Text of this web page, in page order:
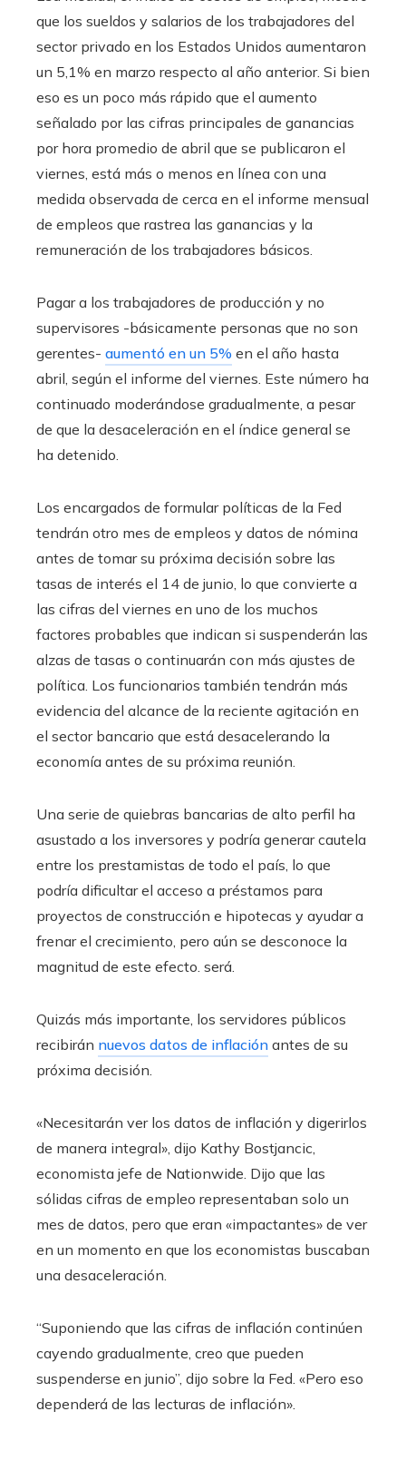
que los sueldos y salarios de los trabajadores del
sector privado en los Estados Unidos aumentaron
un 5,1% en marzo respecto al año anterior. Si bien
eso es un poco más rápido que el aumento
señalado por las cifras principales de ganancias
por hora promedio de abril que se publicaron el
viernes, está más o menos en línea con una
medida observada de cerca en el informe mensual
de empleos que rastrea las ganancias y la
remuneración de los trabajadores básicos.
Pagar a los trabajadores de producción y no
supervisores -básicamente personas que no son
gerentes- aumentó en un 5% en el año hasta
abril, según el informe del viernes. Este número ha
continuado moderándose gradualmente, a pesar
de que la desaceleración en el índice general se
ha detenido.
Los encargados de formular políticas de la Fed
tendrán otro mes de empleos y datos de nómina
antes de tomar su próxima decisión sobre las
tasas de interés el 14 de junio, lo que convierte a
las cifras del viernes en uno de los muchos
factores probables que indican si suspenderán las
alzas de tasas o continuarán con más ajustes de
política. Los funcionarios también tendrán más
evidencia del alcance de la reciente agitación en
el sector bancario que está desacelerando la
economía antes de su próxima reunión.
Una serie de quiebras bancarias de alto perfil ha
asustado a los inversores y podría generar cautela
entre los prestamistas de todo el país, lo que
podría dificultar el acceso a préstamos para
proyectos de construcción e hipotecas y ayudar a
frenar el crecimiento, pero aún se desconoce la
magnitud de este efecto. será.
Quizás más importante, los servidores públicos
recibirán nuevos datos de inflación antes de su
próxima decisión.
«Necesitarán ver los datos de inflación y digerirlos
de manera integral», dijo Kathy Bostjancic,
economista jefe de Nationwide. Dijo que las
sólidas cifras de empleo representaban solo un
mes de datos, pero que eran «impactantes» de ver
en un momento en que los economistas buscaban
una desaceleración.
“Suponiendo que las cifras de inflación continúen
cayendo gradualmente, creo que pueden
suspenderse en junio”, dijo sobre la Fed. «Pero eso
dependerá de las lecturas de inflación».